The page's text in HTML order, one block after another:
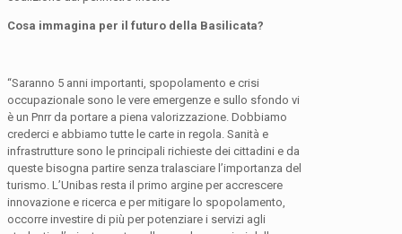
Cosa immagina per il futuro della Basilicata?
“Saranno 5 anni importanti, spopolamento e crisi
occupazionale sono le vere emergenze e sullo sfondo vi
è un Pnrr da portare a piena valorizzazione. Dobbiamo
crederci e abbiamo tutte le carte in regola. Sanità e
infrastrutture sono le principali richieste dei cittadini e da
queste bisogna partire senza tralasciare l’importanza del
turismo. L’Unibas resta il primo argine per accrescere
innovazione e ricerca e per mitigare lo spopolamento,
occorre investire di più per potenziare i servizi agli